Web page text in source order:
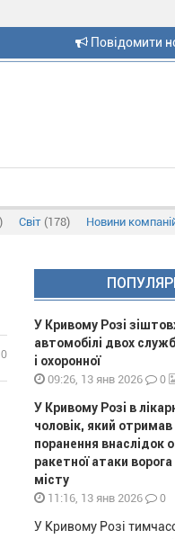
Повідомити
Світ (178) Новини
У Кривому Розі
автомобілі двох
і охоронної
09:26, 13 янв 2026 0
У Кривому Розі в
чоловік, який
поранення внаслідок
ракетної атаки
місту
11:16, 13 янв 2026 0
У Кривому Розі